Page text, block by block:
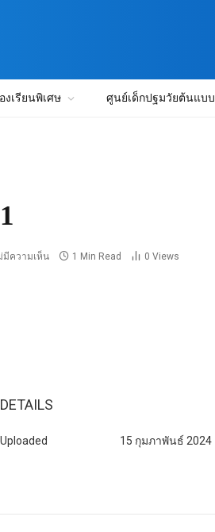
งเรียนพิเศษ ศูนย์เด็กปฐมวัยต้นแบบ
มีความเห็น 1 Min Read 0 Views
DETAILS
Uploaded 15 กุมภาพันธ์ 2024